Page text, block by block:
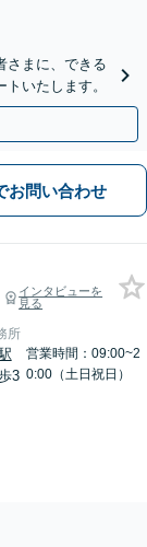
さまに、できる
いたします。
お問い合わせ
インタビューを
見る
所
3
営業時間：09:00~2
0:00（土日祝日）